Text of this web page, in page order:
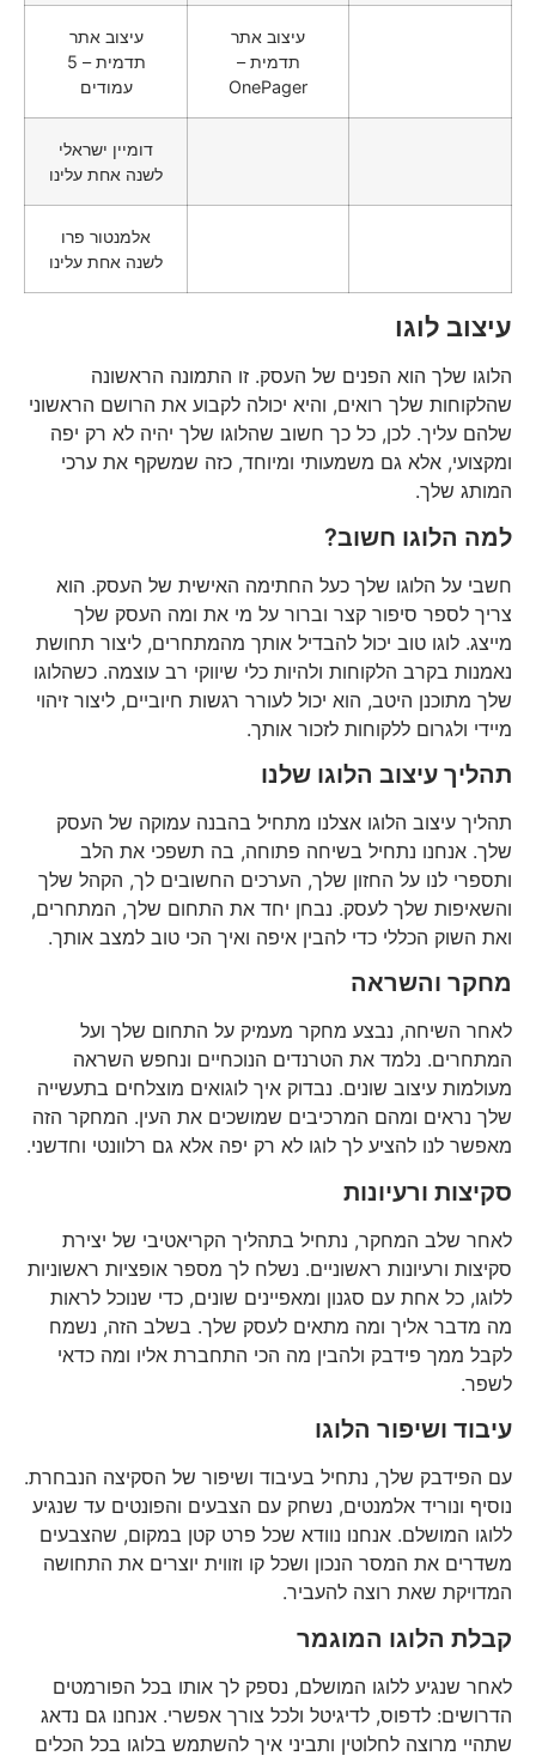
עיצוב אתר
תדמית –
OnePager
עיצוב אתר
תדמית – 5
עמודים
דומיין ישראלי
לשנה אחת עלינו
אלמנטור פרו
לשנה אחת עלינו
עיצוב לוגו
הלוגו שלך הוא הפנים של העסק. זו התמונה הראשונה
שהלקוחות שלך רואים, והיא יכולה לקבוע את הרושם הראשוני
שלהם עליך. לכן, כל כך חשוב שהלוגו שלך יהיה לא רק יפה
ומקצועי, אלא גם משמעותי ומיוחד, כזה שמשקף את ערכי
המותג שלך.
למה הלוגו חשוב?
חשבי על הלוגו שלך כעל החתימה האישית של העסק. הוא
צריך לספר סיפור קצר וברור על מי את ומה העסק שלך
מייצג. לוגו טוב יכול להבדיל אותך מהמתחרים, ליצור תחושת
נאמנות בקרב הלקוחות ולהיות כלי שיווקי רב עוצמה. כשהלוגו
שלך מתוכנן היטב, הוא יכול לעורר רגשות חיוביים, ליצור זיהוי
מיידי ולגרום ללקוחות לזכור אותך.
תהליך עיצוב הלוגו שלנו
תהליך עיצוב הלוגו אצלנו מתחיל בהבנה עמוקה של העסק
שלך. אנחנו נתחיל בשיחה פתוחה, בה תשפכי את הלב
ותספרי לנו על החזון שלך, הערכים החשובים לך, הקהל שלך
והשאיפות שלך לעסק. נבחן יחד את התחום שלך, המתחרים,
ואת השוק הכללי כדי להבין איפה ואיך הכי טוב למצב אותך.
מחקר והשראה
לאחר השיחה, נבצע מחקר מעמיק על התחום שלך ועל
המתחרים. נלמד את הטרנדים הנוכחיים ונחפש השראה
מעולמות עיצוב שונים. נבדוק איך לוגואים מוצלחים בתעשייה
שלך נראים ומהם המרכיבים שמושכים את העין. המחקר הזה
מאפשר לנו להציע לך לוגו לא רק יפה אלא גם רלוונטי וחדשני.
סקיצות ורעיונות
לאחר שלב המחקר, נתחיל בתהליך הקריאטיבי של יצירת
סקיצות ורעיונות ראשוניים. נשלח לך מספר אופציות ראשוניות
ללוגו, כל אחת עם סגנון ומאפיינים שונים, כדי שנוכל לראות
מה מדבר אליך ומה מתאים לעסק שלך. בשלב הזה, נשמח
לקבל ממך פידבק ולהבין מה הכי התחברת אליו ומה כדאי
לשפר.
עיבוד ושיפור הלוגו
עם הפידבק שלך, נתחיל בעיבוד ושיפור של הסקיצה הנבחרת.
נוסיף ונוריד אלמנטים, נשחק עם הצבעים והפונטים עד שנגיע
ללוגו המושלם. אנחנו נוודא שכל פרט קטן במקום, שהצבעים
משדרים את המסר הנכון ושכל קו וזווית יוצרים את התחושה
המדויקת שאת רוצה להעביר.
קבלת הלוגו המוגמר
לאחר שנגיע ללוגו המושלם, נספק לך אותו בכל הפורמטים
הדרושים: לדפוס, לדיגיטל ולכל צורך אפשרי. אנחנו גם נדאג
שתהיי מרוצה לחלוטין ותביני איך להשתמש בלוגו בכל הכלים